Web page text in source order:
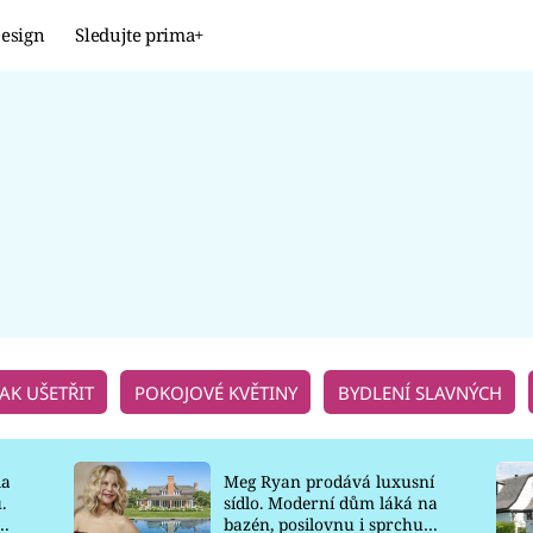
Sledujte prima+
UŠETŘIT POKOJOVÉ KVĚTINY BYDLENÍ SLAVNÝCH
Meg Ryan prodává luxusní
sídlo. Moderní dům láká na
bazén, posilovnu i sprchu